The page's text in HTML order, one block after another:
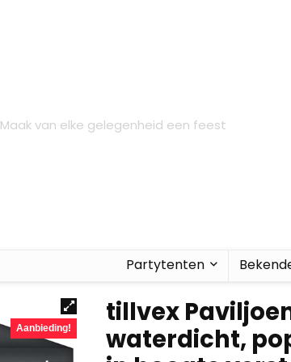
Maak van elke gelegenheid een feest
Partytenten
Aanbieding!
tillvex
waterdicht,